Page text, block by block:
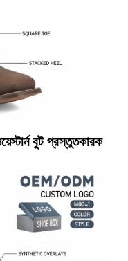
বুট প্রস্তুতকারক